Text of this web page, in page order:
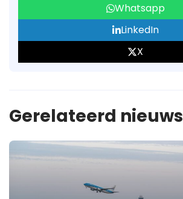
Whatsapp
LinkedIn
X
Gerelateerd nieuws